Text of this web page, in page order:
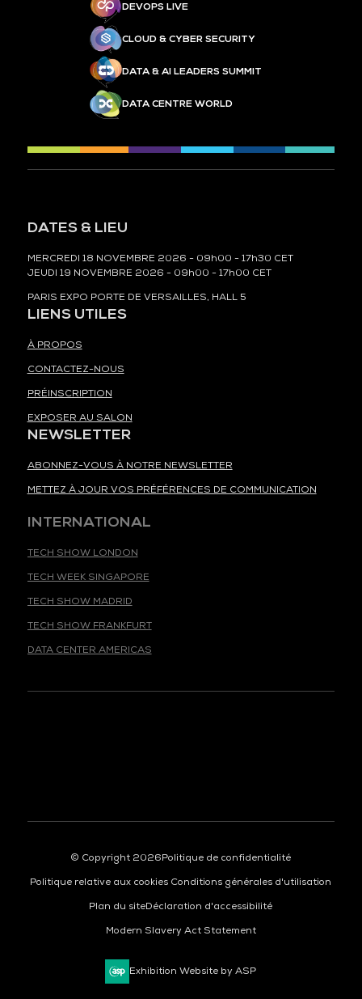
DEVOPS LIVE
CLOUD & CYBER SECURITY
DATA & AI LEADERS SUMMIT
DATA CENTRE WORLD
DATES & LIEU
MERCREDI 18 NOVEMBRE 2026 - 09h00 - 17h30 CET
JEUDI 19 NOVEMBRE 2026 - 09h00 - 17h00 CET
PARIS EXPO PORTE DE VERSAILLES, HALL 5
LIENS UTILES
À PROPOS
CONTACTEZ-NOUS
PRÉINSCRIPTION
EXPOSER AU SALON
NEWSLETTER
ABONNEZ-VOUS À NOTRE NEWSLETTER
METTEZ À JOUR VOS PRÉFÉRENCES DE COMMUNICATION
© Copyright 2026Politique de confidentialité
Politique relative aux cookies Conditions générales d'utilisation
Plan du siteDéclaration d'accessibilité
Modern Slavery Act Statement
Exhibition Website by ASP